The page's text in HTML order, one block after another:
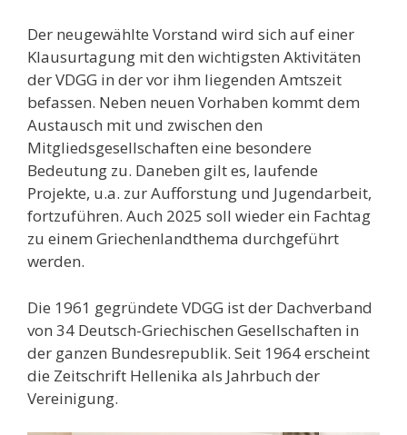
Der neugewählte Vorstand wird sich auf einer
Klausurtagung mit den wichtigsten Aktivitäten
der VDGG in der vor ihm liegenden Amtszeit
befassen. Neben neuen Vorhaben kommt dem
Austausch mit und zwischen den
Mitgliedsgesellschaften eine besondere
Bedeutung zu. Daneben gilt es, laufende
Projekte, u.a. zur Aufforstung und Jugendarbeit,
fortzuführen. Auch 2025 soll wieder ein Fachtag
zu einem Griechenlandthema durch­geführt
werden.
Die 1961 gegründete VDGG ist der Dachverband
von 34 Deutsch-Griechischen Gesell­schaften in
der ganzen Bundesrepublik. Seit 1964 erscheint
die Zeitschrift Hellenika als Jahrbuch der
Vereinigung.